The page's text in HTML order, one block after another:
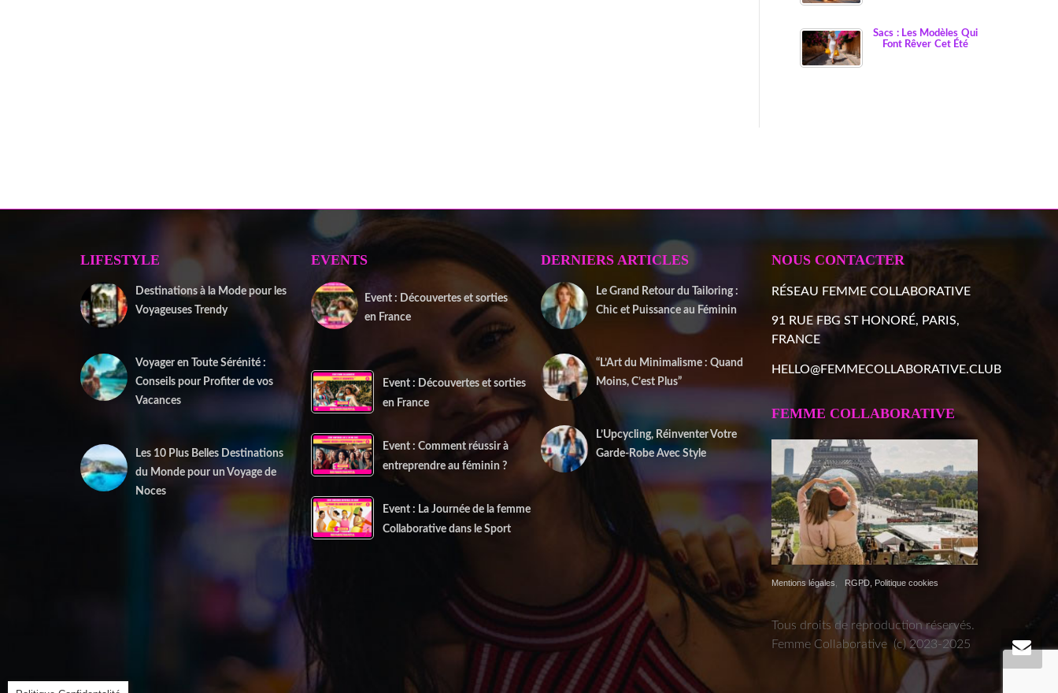
Sacs : Les Modèles Qui
Font Rêver Cet Été
LIFESTYLE
Destinations à la Mode pour les
Voyageuses Trendy
Voyager en Toute Sérénité :
Conseils pour Profiter de vos
Vacances
Les 10 Plus Belles Destinations
du Monde pour un Voyage de
Noces
EVENTS
Event : Découvertes et sorties
en France
Event : Découvertes et sorties
en France
Event : Comment réussir à
entreprendre au féminin ?
Event : La Journée de la femme
Collaborative dans le Sport
DERNIERS ARTICLES
Le Grand Retour du Tailoring :
Chic et Puissance au Féminin
“L’Art du Minimalisme : Quand
Moins, C’est Plus”
L’Upcycling, Réinventer Votre
Garde-Robe Avec Style
10 décembre 2025
NOUS CONTACTER
RÉSEAU FEMME COLLABORATIVE
91 RUE FBG ST HONORÉ, PARIS,
FRANCE
HELLO@FEMMECOLLABORATIVE.CLUB
FEMME COLLABORATIVE
Mentions légales RGPD, Politique cookies
Tous droits de reproduction réservés.
Femme Collaborative (c) 2023-2025